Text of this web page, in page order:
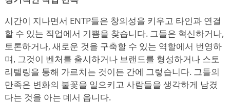
시간이 지나면서 ENTP들은 창의성을 키우고 타인과 연결
할 수 있는 직업에서 기쁨을 찾습니다. 그들은 혁신하거나,
토론하거나, 새로운 것을 구축할 수 있는 역할에서 번영하
며, 그것이 벤처를 출시하거나 브랜드를 형성하거나 스토
리텔링을 통해 가르치는 것이든 간에 그렇습니다. 그들의
만족은 변화의 불꽃을 일으키고 사람들을 생각하게 남겼
다는 것을 아는 데서 옵니다.